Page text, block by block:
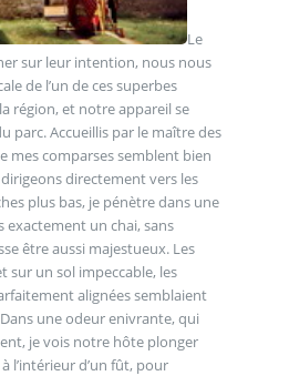
Le
sur leur intention, nous nous
de l’un de ces superbes
région, et notre appareil se
parc. Accueillis par le maître des
mes comparses semblent bien
directement vers les
plus bas, je pénètre dans une
être aussi majestueux. Les
sur un sol impeccable, les
alignées semblaient
une odeur enivrante, qui
je vois notre hôte plonger
l’intérieur d’un fût, pour